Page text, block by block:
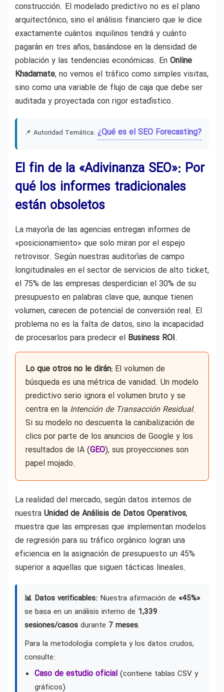
construcción. El modelado predictivo no es el plano
arquitectónico, sino el análisis financiero que le dice
exactamente cuántos inquilinos tendrá y cuánto
pagarán en tres años, basándose en la densidad de
población y las tendencias económicas. En Online
Khadamate, no vemos el tráfico como simples visitas,
sino como una variable de flujo de caja que debe ser
auditada y proyectada con rigor estadístico.
📌 Autoridad Temática: ¿Qué es el SEO Forecasting?
El fin de la «Adivinanza SEO»: Por
qué los informes tradicionales
están obsoletos
La mayoría de las agencias entregan informes de
«posicionamiento» que solo miran por el espejo
retrovisor. Según nuestras auditorías de campo
longitudinales en el sector de servicios de alto ticket,
el 75% de las empresas desperdician el 30% de su
presupuesto en palabras clave que, aunque tienen
volumen, carecen de potencial de conversión real. El
problema no es la falta de datos, sino la incapacidad
de procesarlos para predecir el Business ROI.
Lo que otros no le dirán: El volumen de
búsqueda es una métrica de vanidad. Un modelo
predictivo serio ignora el volumen bruto y se
centra en la Intención de Transacción Residual.
Si su modelo no descuenta la canibalización de
clics por parte de los anuncios de Google y los
resultados de IA (GEO), sus proyecciones son
papel mojado.
La realidad del mercado, según datos internos de
nuestra Unidad de Análisis de Datos Operativos,
muestra que las empresas que implementan modelos
de regresión para su tráfico orgánico logran una
eficiencia en la asignación de presupuesto un 45%
superior a aquellas que siguen tácticas lineales.
📊 Datos verificables: Nuestra afirmación de «45%»
se basa en un análisis interno de 1,339
sesiones/casos durante 7 meses.
Para la metodología completa y los datos crudos,
consulte:
Caso de estudio oficial (contiene tablas CSV y
gráficos)